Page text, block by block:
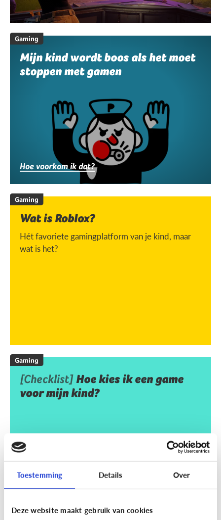
Toestemming Details Over
Deze website maakt gebruik van cookies
Gaming
Mijn kind wordt boos als het moet
stoppen met gamen
Hoe voorkom ik dat?
Gaming
Wat is Roblox?
Hét favoriete gamingplatform van je kind, maar
wat is het?
Gaming
[Checklist] Hoe kies ik een game
voor mijn kind?